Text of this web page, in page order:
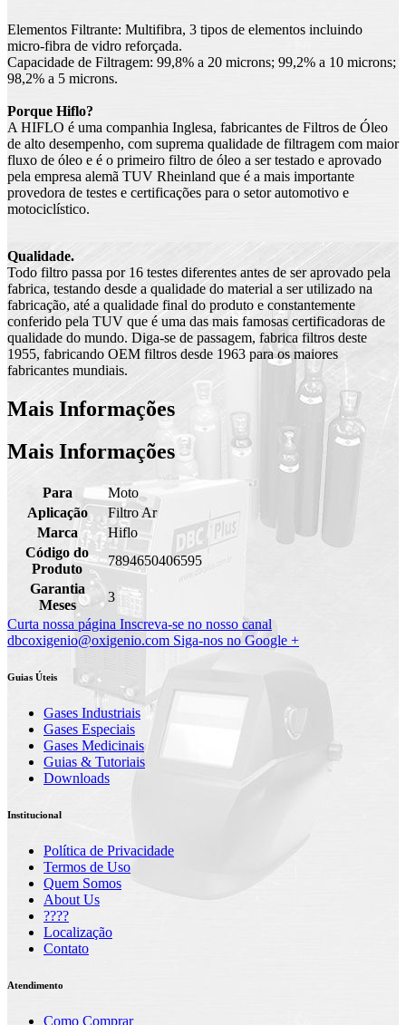
Elementos Filtrante: Multifibra, 3 tipos de elementos incluindo
micro-fibra de vidro reforçada.
Capacidade de Filtragem: 99,8% a 20 microns; 99,2% a 10 microns;
98,2% a 5 microns.
Porque Hiflo?
A HIFLO é uma companhia Inglesa, fabricantes de Filtros de Óleo
de alto desempenho, com suprema qualidade de filtragem com maior
fluxo de óleo e é o primeiro filtro de óleo a ser testado e aprovado
pela empresa alemã TUV Rheinland que é a mais importante
provedora de testes e certificações para o setor automotivo e
motociclístico.
Qualidade.
Todo filtro passa por 16 testes diferentes antes de ser aprovado pela
fabrica, testando desde a qualidade do material a ser utilizado na
fabricação, até a qualidade final do produto e constantemente
conferido pela TUV que é uma das mais famosas certificadoras de
qualidade do mundo. Diga-se de passagem, fabrica filtros deste
1955, fabricando OEM filtros desde 1963 para os maiores
fabricantes mundiais.
Mais Informações
Mais Informações
Para
Moto
Aplicação
Filtro Ar
Marca
Hiflo
Código do
Produto
7894650406595
Garantia
Meses
3
Curta nossa página Inscreva-se no nosso canal
dbcoxigenio@oxigenio.com Siga-nos no Google +
Guias Úteis
Gases Industriais
Gases Especiais
Gases Medicinais
Guias & Tutoriais
Downloads
Institucional
Política de Privacidade
Termos de Uso
Quem Somos
About Us
????
Localização
Contato
Atendimento
Como Comprar